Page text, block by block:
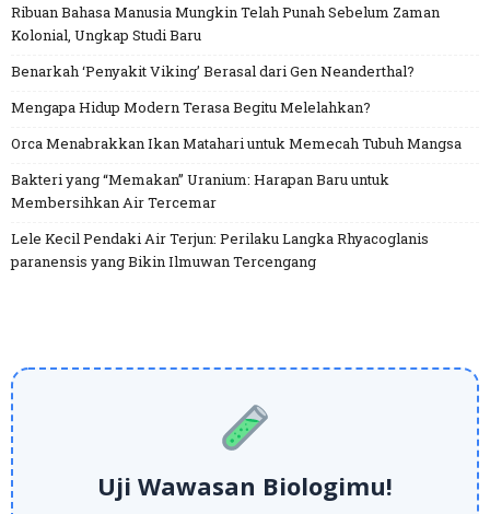
Ribuan Bahasa Manusia Mungkin Telah Punah Sebelum Zaman
Kolonial, Ungkap Studi Baru
Benarkah ‘Penyakit Viking’ Berasal dari Gen Neanderthal?
Mengapa Hidup Modern Terasa Begitu Melelahkan?
Orca Menabrakkan Ikan Matahari untuk Memecah Tubuh Mangsa
Bakteri yang “Memakan” Uranium: Harapan Baru untuk
Membersihkan Air Tercemar
Lele Kecil Pendaki Air Terjun: Perilaku Langka Rhyacoglanis
paranensis yang Bikin Ilmuwan Tercengang
Uji Wawasan Biologimu!